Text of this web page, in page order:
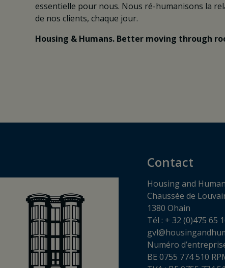
essentielle pour nous. Nous ré-humanisons la
de nos clients, chaque jour.
Housing & Humans. Better moving through
Contact
Housing and
Chaussée de
1380 Ohain
Tél : + 32 (0)475 65
Numéro
BE 0755 774 510